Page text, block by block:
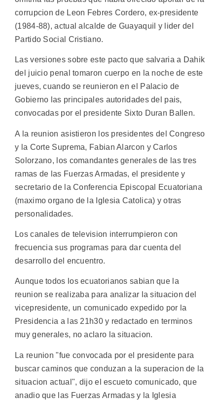
corrupcion de Leon Febres Cordero, ex-presidente
(1984-88), actual alcalde de Guayaquil y lider del
Partido Social Cristiano.
Las versiones sobre este pacto que salvaria a Dahik
del juicio penal tomaron cuerpo en la noche de este
jueves, cuando se reunieron en el Palacio de
Gobierno las principales autoridades del pais,
convocadas por el presidente Sixto Duran Ballen.
A la reunion asistieron los presidentes del Congreso
y la Corte Suprema, Fabian Alarcon y Carlos
Solorzano, los comandantes generales de las tres
ramas de las Fuerzas Armadas, el presidente y
secretario de la Conferencia Episcopal Ecuatoriana
(maximo organo de la Iglesia Catolica) y otras
personalidades.
Los canales de television interrumpieron con
frecuencia sus programas para dar cuenta del
desarrollo del encuentro.
Aunque todos los ecuatorianos sabian que la
reunion se realizaba para analizar la situacion del
vicepresidente, un comunicado expedido por la
Presidencia a las 21h30 y redactado en terminos
muy generales, no aclaro la situacion.
La reunion "fue convocada por el presidente para
buscar caminos que conduzan a la superacion de la
situacion actual", dijo el escueto comunicado, que
anadio que las Fuerzas Armadas y la Iglesia